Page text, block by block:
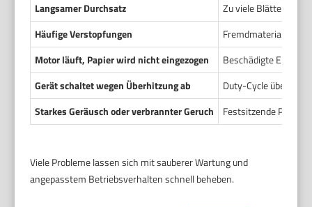
Langsamer Durchsatz
Zu viele Blätter auf
Häufige Verstopfungen
Fremdmaterial,
Motor läuft, Papier wird nicht eingezogen
Beschädigte
Gerät schaltet wegen Überhitzung ab
Duty-Cycle
Starkes Geräusch oder verbrannter Geruch
Festsitzende
Viele Probleme lassen sich mit sauberer Wartung und
angepasstem Betriebsverhalten schnell beheben.